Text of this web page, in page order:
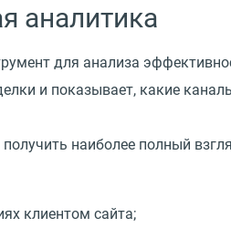
аналитика
для анализа
и показывает, какие
наиболее полный
клиентом сайта;